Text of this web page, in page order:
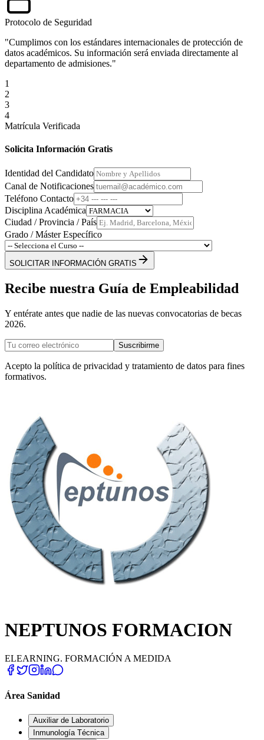
Protocolo de Seguridad
"Cumplimos con los estándares internacionales de protección de
datos académicos. Su información será enviada directamente al
departamento de admisiones."
1
2
3
4
Matrícula Verificada
Solicita Información Gratis
Identidad del Candidato
Canal de Notificaciones
Teléfono Contacto
Disciplina Académica
Ciudad / Provincia / País
Grado / Máster Específico
SOLICITAR INFORMACIÓN GRATIS
Recibe nuestra Guía de Empleabilidad
Y entérate antes que nadie de las nuevas convocatorias de becas
2026.
Suscribirme
Acepto la política de privacidad y tratamiento de datos para fines
formativos.
NEPTUNOS FORMACION
ELEARNING. FORMACIÓN A MEDIDA
Área Sanidad
Auxiliar de Laboratorio
Inmunología Técnica